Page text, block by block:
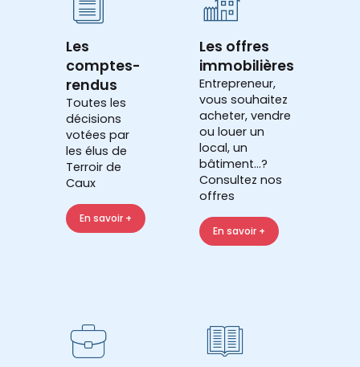
Les
comptes-
rendus
Toutes les
décisions
votées par
les élus de
Terroir de
Caux
En savoir +
Les offres
immobilières
Entrepreneur,
vous souhaitez
acheter, vendre
ou louer un
local, un
bâtiment...?
Consultez nos
offres
En savoir +